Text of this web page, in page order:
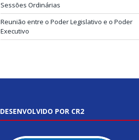
Sessões Ordinárias
Reunião entre o Poder Legislativo e o Poder
Executivo
DESENVOLVIDO POR CR2